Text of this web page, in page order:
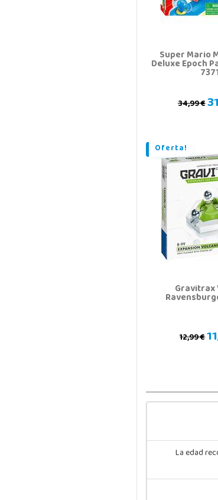
Super Mario
Deluxe Epoch
34,99 €
Oferta!
Gravitrax
12,99 €
La edad